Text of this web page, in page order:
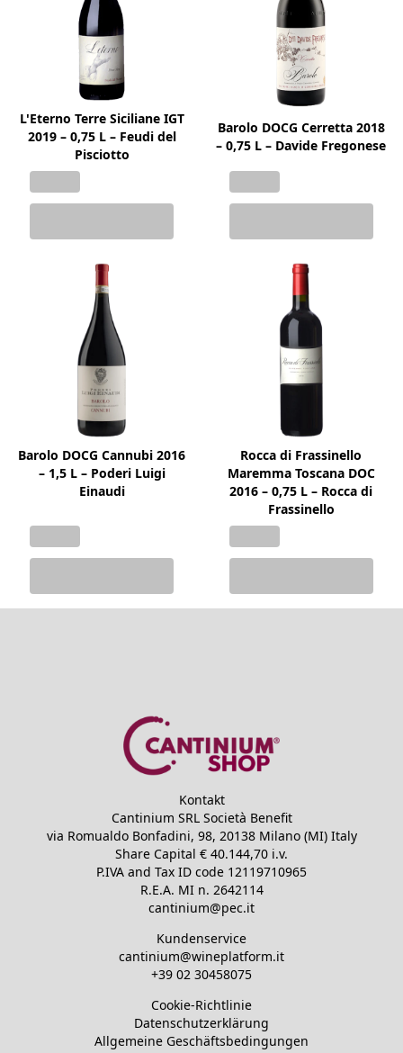
L'Eterno Terre Siciliane IGT
2019 – 0,75 L – Feudi del
Pisciotto
Barolo DOCG Cerretta 2018
– 0,75 L – Davide Fregonese
Barolo DOCG Cannubi 2016
– 1,5 L – Poderi Luigi
Einaudi
Rocca di Frassinello
Maremma Toscana DOC
2016 – 0,75 L – Rocca di
Frassinello
Kontakt
Cantinium SRL Società Benefit
via Romualdo Bonfadini, 98, 20138 Milano (MI) Italy
Share Capital € 40.144,70 i.v.
P.IVA and Tax ID code 12119710965
R.E.A. MI n. 2642114
cantinium@pec.it
Kundenservice
cantinium@wineplatform.it
+39 02 30458075
Cookie-Richtlinie
Datenschutzerklärung
Allgemeine Geschäftsbedingungen